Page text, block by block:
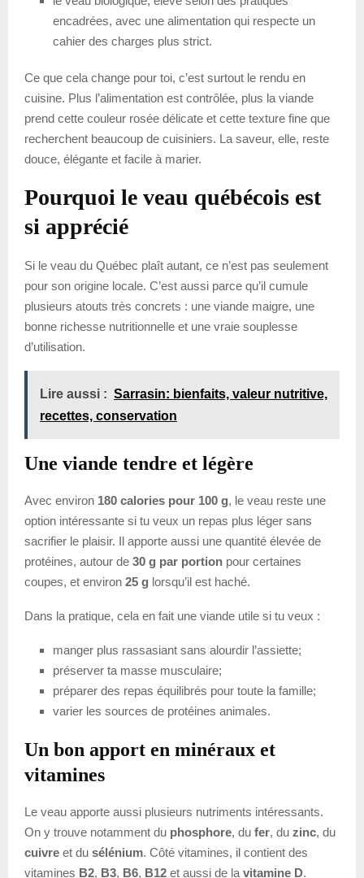
encadrées, avec une alimentation qui respecte un
cahier des charges plus strict.
Ce que cela change pour toi, c’est surtout le rendu en
cuisine. Plus l’alimentation est contrôlée, plus la viande
prend cette couleur rosée délicate et cette texture fine que
recherchent beaucoup de cuisiniers. La saveur, elle, reste
douce, élégante et facile à marier.
Pourquoi le veau québécois est
si apprécié
Si le veau du Québec plaît autant, ce n’est pas seulement
pour son origine locale. C’est aussi parce qu’il cumule
plusieurs atouts très concrets : une viande maigre, une
bonne richesse nutritionnelle et une vraie souplesse
d’utilisation.
Lire aussi : Sarrasin: bienfaits, valeur nutritive,
recettes, conservation
Une viande tendre et légère
Avec environ 180 calories pour 100 g, le veau reste une
option intéressante si tu veux un repas plus léger sans
sacrifier le plaisir. Il apporte aussi une quantité élevée de
protéines, autour de 30 g par portion pour certaines
coupes, et environ 25 g lorsqu’il est haché.
Dans la pratique, cela en fait une viande utile si tu veux :
manger plus rassasiant sans alourdir l’assiette;
préserver ta masse musculaire;
préparer des repas équilibrés pour toute la famille;
varier les sources de protéines animales.
Un bon apport en minéraux et
vitamines
Le veau apporte aussi plusieurs nutriments intéressants.
On y trouve notamment du phosphore, du fer, du zinc, du
cuivre et du sélénium. Côté vitamines, il contient des
vitamines B2, B3, B6, B12 et aussi de la vitamine D.